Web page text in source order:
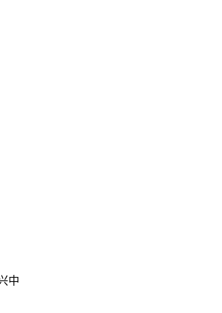
中